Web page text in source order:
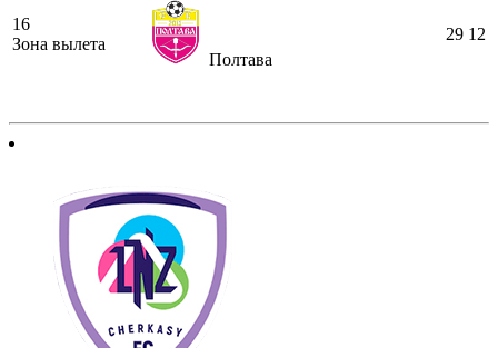
16
Зона вылета
Полтава
29 12